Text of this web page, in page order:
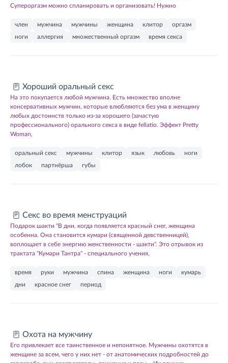
Супероргазм можно спланировать и организовать! Нужно
член мужчина мужчины женщина клитор
оргазм
ноги
аллергия множественный оргазм время секса
Хороший оральный секс
На это покупается любой мужчина. Есть множество вполне
консервативных мужчин, которые влюбляются без ума в женщину
любых достоинств только из-за хорошего (зачастую
профессионального) орального секса в виде fellatio. Эффект Pretty
Woman,
оральный секс мужчины клитор язык любовь
ноги
лобок
партнёрша губы
Секс во время менструаций
Подарок шакти "В дни, когда появляется красный снег, женщина
особенна. Она становится кумари (священной девственницей),
воплощает в себе энергию женственности - шакти". Это отрывок из
трактата "Кумари Тантра" - специального учения,
время руки мужчина спина женщина ноги
кумарь
дни
красное снег период
Охота на мужчину
Его привлекает все таинственное и непонятное. Мужчины охотятся в
женщине за всем, чего у них нет - от анатомических подробностей до